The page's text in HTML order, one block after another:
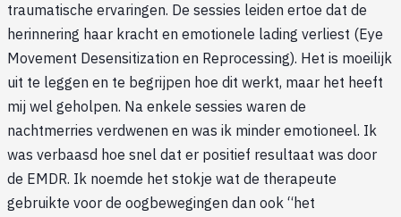
traumatische ervaringen. De sessies leiden ertoe dat de
herinnering haar kracht en emotionele lading verliest (Eye
Movement Desensitization en Reprocessing). Het is moeilijk
uit te leggen en te begrijpen hoe dit werkt, maar het heeft
mij wel geholpen. Na enkele sessies waren de
nachtmerries verdwenen en was ik minder emotioneel. Ik
was verbaasd hoe snel dat er positief resultaat was door
de EMDR. Ik noemde het stokje wat de therapeute
gebruikte voor de oogbewegingen dan ook “het